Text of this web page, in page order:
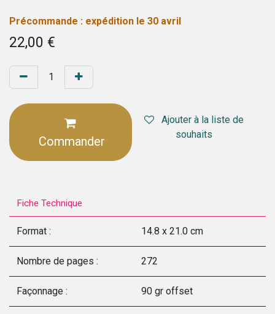
Précommande : expédition le 30 avril
22,00 €
Commander
souhaits
Fiche Technique
Format : 14.8 x 21.0 cm
Nombre de pages : 272
Façonnage : 90 gr offset